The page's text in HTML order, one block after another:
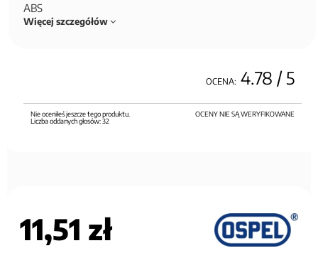
ABS
Więcej szczegółów
OCENA: 4.78 / 5
OCENY NIE SĄ WERYFIKOWANE
Nie oceniłeś jeszcze tego produktu.
Liczba oddanych głosów:32
11,51 zł